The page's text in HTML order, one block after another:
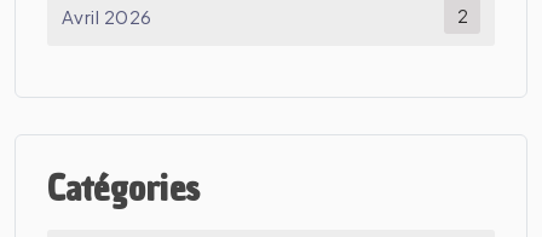
Avril 2026 2
Catégories